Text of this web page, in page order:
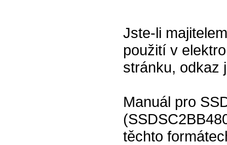
Jste-li
použití v
stránku, odkaz
Manuál pro
těchto